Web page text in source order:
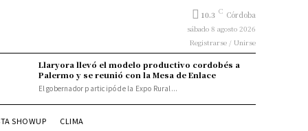
10.3 C Córdoba
sábado 8 agosto 2026
Registrarse / Unirse
Llaryora llevó el modelo productivo cordobés a
Palermo y se reunió con la Mesa de Enlace
El gobernador participó de la Expo Rural...
SHOWUP CLIMA